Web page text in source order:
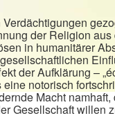
der Religion
in humanitärer
der Aufklärung –
notorisch
Macht
Gesellschaft willen